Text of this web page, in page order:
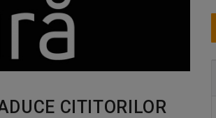
CITITORILOR